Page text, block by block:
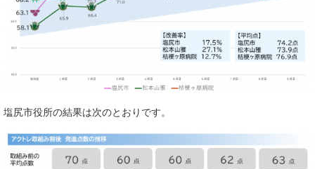
塩尻市役所の結果は次のとおりです。